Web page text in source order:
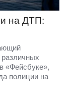
на ДТП:
различных
«Фейсбуке»,
полиции на